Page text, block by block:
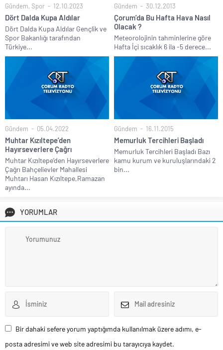
Gündem, Spor 12.10.2023
Dört Dalda Kupa Aldılar
Dört Dalda Kupa Aldılar Gençlik ve
Spor Bakanlığı tarafından
Türkiye...
Gündem 30.12.2013
Çorum’da Bu Hafta Hava Nasıl
Olacak ?
Meteorolojinin tahminlerine göre
Hafta İçi sıcaklık 6 ila -5 derece...
Gündem 05.04.2022
Muhtar Kızıltepe’den
Hayırseverlere Çağrı
Muhtar Kızıltepe’den Hayırseverlere
Çağrı Bahçelievler Mahallesi
Muhtarı Hasan Kızıltepe,Ramazan
ayında...
Gündem 16.11.2015
Memurluk Tercihleri Başladı
Memurluk Tercihleri Başladı Bazı
kamu kurum ve kuruluşlarındaki 2
bin...
YORUMLAR
Bir dahaki sefere yorum yaptığımda kullanılmak üzere adımı, e-
posta adresimi ve web site adresimi bu tarayıcıya kaydet.